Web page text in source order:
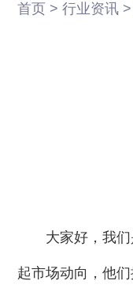
首页 > 行业资讯 >
大家好，我
起市场动向，他